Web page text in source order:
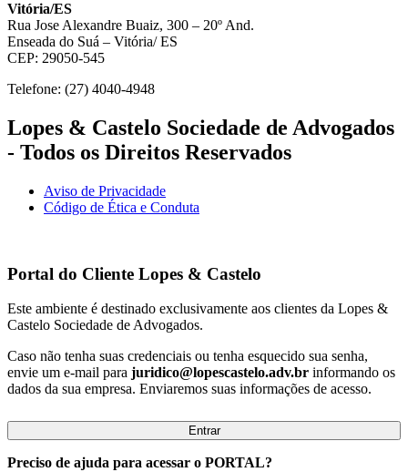
Vitória/ES
Rua Jose Alexandre Buaiz, 300 – 20º And.
Enseada do Suá – Vitória/ ES
CEP: 29050-545
Telefone: (27) 4040-4948
Lopes & Castelo Sociedade de Advogados
- Todos os Direitos Reservados
Aviso de Privacidade
Código de Ética e Conduta
Portal do Cliente Lopes & Castelo
Este ambiente é destinado exclusivamente aos clientes da Lopes &
Castelo Sociedade de Advogados.
Caso não tenha suas credenciais ou tenha esquecido sua senha,
envie um e-mail para juridico@lopescastelo.adv.br informando os
dados da sua empresa. Enviaremos suas informações de acesso.
Entrar
Preciso de ajuda para acessar o PORTAL?